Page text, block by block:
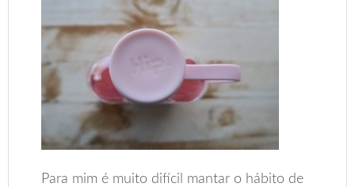
Para mim é muito difícil mantar o hábito de